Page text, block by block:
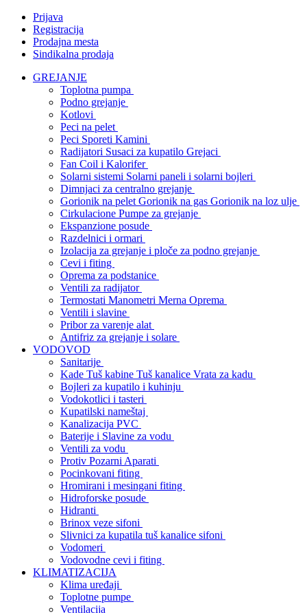
Prijava
Registracija
Prodajna mesta
Sindikalna prodaja
GREJANJE
Toplotna pumpa
Podno grejanje
Kotlovi
Peci na pelet
Peci Sporeti Kamini
Radijatori Susaci za kupatilo Grejaci
Fan Coil i Kalorifer
Solarni sistemi Solarni paneli i solarni bojleri
Dimnjaci za centralno grejanje
Gorionik na pelet Gorionik na gas Gorionik na loz ulje
Cirkulacione Pumpe za grejanje
Ekspanzione posude
Razdelnici i ormari
Izolacija za grejanje i ploče za podno grejanje
Cevi i fiting
Oprema za podstanice
Ventili za radijator
Termostati Manometri Merna Oprema
Ventili i slavine
Pribor za varenje alat
Antifriz za grejanje i solare
VODOVOD
Sanitarije
Kade Tuš kabine Tuš kanalice Vrata za kadu
Bojleri za kupatilo i kuhinju
Vodokotlici i tasteri
Kupatilski nameštaj
Kanalizacija PVC
Baterije i Slavine za vodu
Ventili za vodu
Protiv Pozarni Aparati
Pocinkovani fiting
Hromirani i mesingani fiting
Hidroforske posude
Hidranti
Brinox veze sifoni
Slivnici za kupatila tuš kanalice sifoni
Vodomeri
Vodovodne cevi i fiting
KLIMATIZACIJA
Klima uređaji
Toplotne pumpe
Ventilacija